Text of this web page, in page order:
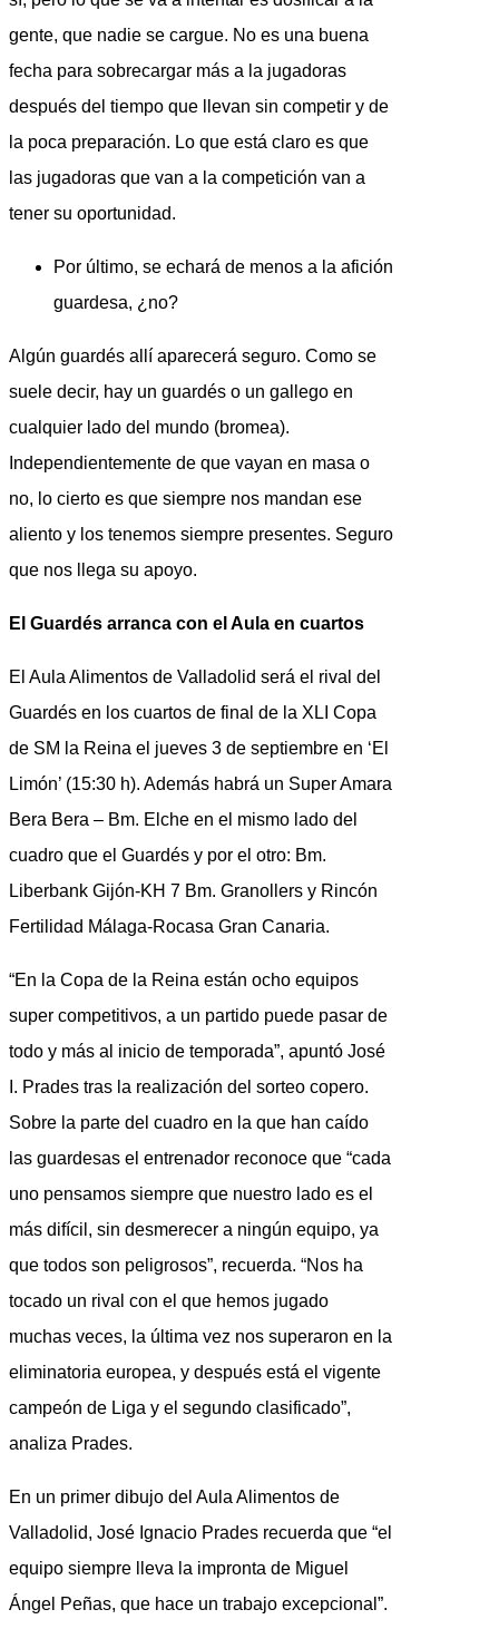
gente, que nadie se cargue. No es una buena
fecha para sobrecargar más a la jugadoras
después del tiempo que llevan sin competir y de
la poca preparación. Lo que está claro es que
las jugadoras que van a la competición van a
tener su oportunidad.
Por último, se echará de menos a la afición
guardesa, ¿no?
Algún guardés allí aparecerá seguro. Como se
suele decir, hay un guardés o un gallego en
cualquier lado del mundo (bromea).
Independientemente de que vayan en masa o
no, lo cierto es que siempre nos mandan ese
aliento y los tenemos siempre presentes. Seguro
que nos llega su apoyo.
El Guardés arranca con el Aula en cuartos
El Aula Alimentos de Valladolid será el rival del
Guardés en los cuartos de final de la XLI Copa
de SM la Reina el jueves 3 de septiembre en ‘El
Limón’ (15:30 h). Además habrá un Super Amara
Bera Bera – Bm. Elche en el mismo lado del
cuadro que el Guardés y por el otro: Bm.
Liberbank Gijón-KH 7 Bm. Granollers y Rincón
Fertilidad Málaga-Rocasa Gran Canaria.
“En la Copa de la Reina están ocho equipos
super competitivos, a un partido puede pasar de
todo y más al inicio de temporada”, apuntó José
I. Prades tras la realización del sorteo copero.
Sobre la parte del cuadro en la que han caído
las guardesas el entrenador reconoce que “cada
uno pensamos siempre que nuestro lado es el
más difícil, sin desmerecer a ningún equipo, ya
que todos son peligrosos”, recuerda. “Nos ha
tocado un rival con el que hemos jugado
muchas veces, la última vez nos superaron en la
eliminatoria europea, y después está el vigente
campeón de Liga y el segundo clasificado”,
analiza Prades.
En un primer dibujo del Aula Alimentos de
Valladolid, José Ignacio Prades recuerda que “el
equipo siempre lleva la impronta de Miguel
Ángel Peñas, que hace un trabajo excepcional”.